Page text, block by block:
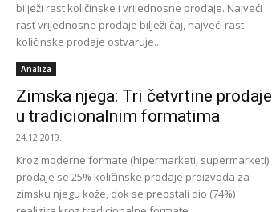
bilježi rast količinske i vrijednosne prodaje. Najveći
rast vrijednosne prodaje bilježi čaj, najveći rast
količinske prodaje ostvaruje...
Analiza
Zimska njega: Tri četvrtine prodaje
u tradicionalnim formatima
24.12.2019.
Kroz moderne formate (hipermarketi, supermarketi)
prodaje se 25% količinske prodaje proizvoda za
zimsku njegu kože, dok se preostali dio (74%)